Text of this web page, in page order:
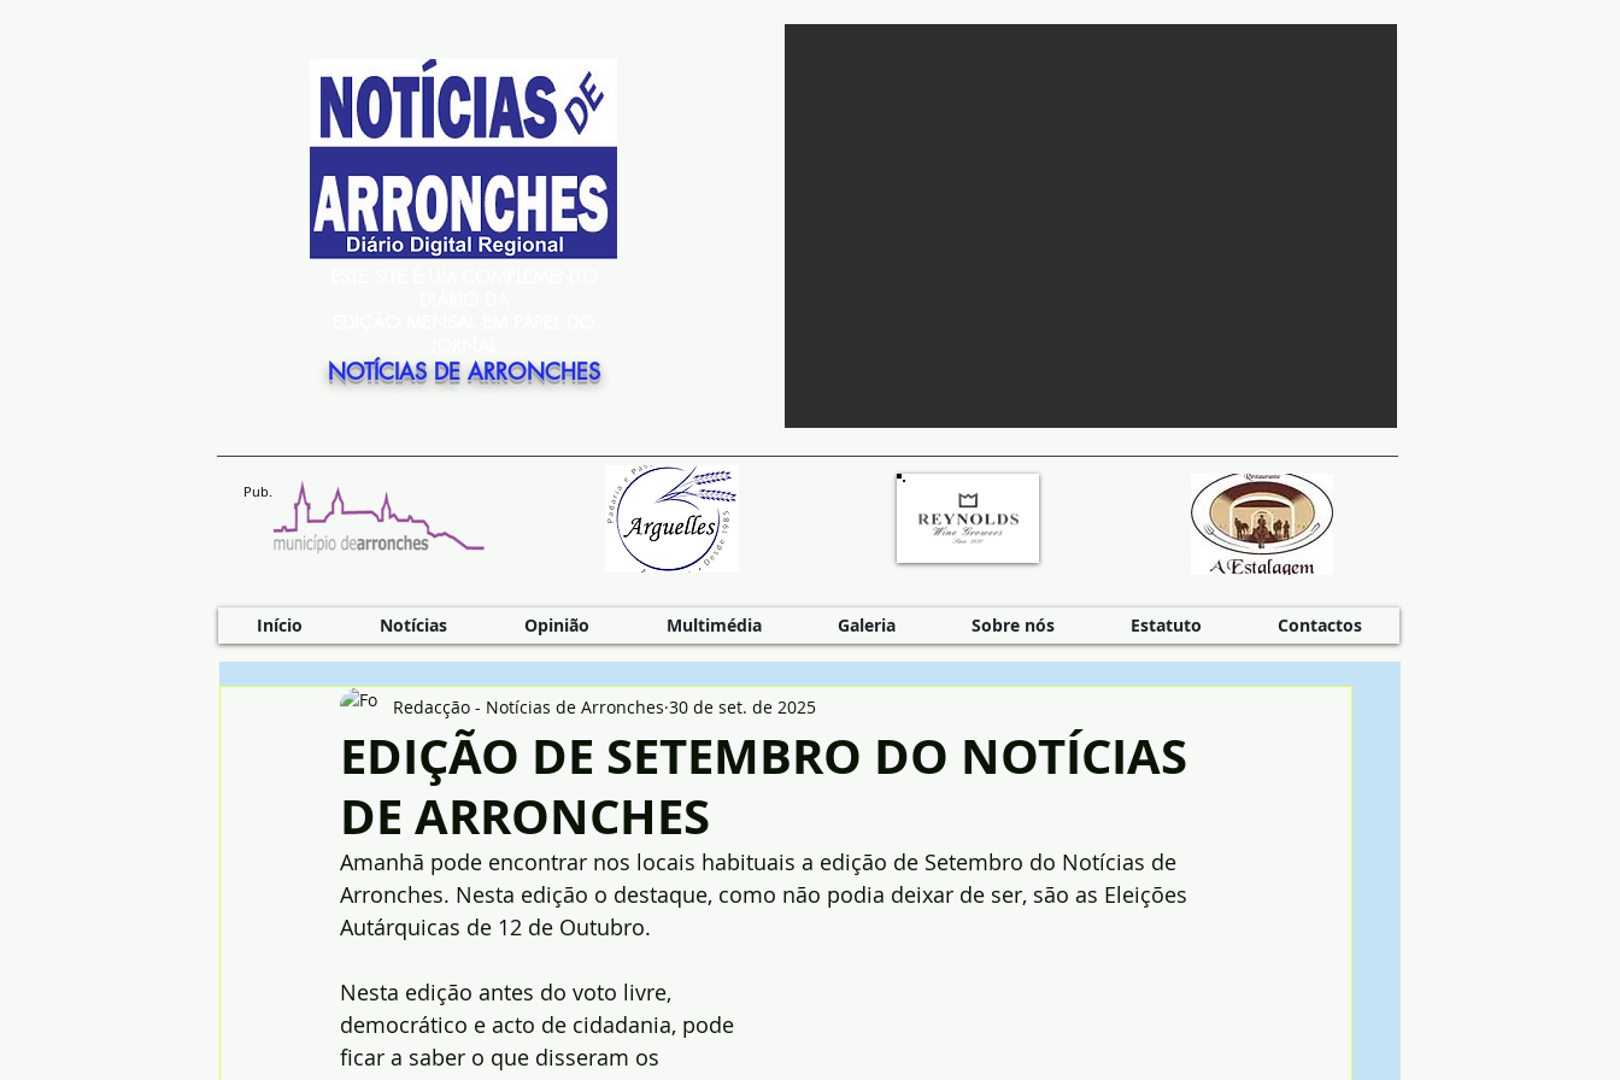
NOTÍCIAS DE ARRONCHES
Pub.
Início Notícias Opinião Multimédia Galeria Sobre nós Estatuto Contactos
EDIÇÃO DE SETEMBRO DO NOTÍCIAS
DE ARRONCHES
Redacção - Notícias de Arronches 30 de set. de 2025
Amanhã pode encontrar nos locais habituais a edição de Setembro do Notícias de
Arronches. Nesta edição o destaque, como não podia deixar de ser, são as Eleições
Autárquicas de 12 de Outubro.
Nesta edição antes do voto livre,
democrático e acto de cidadania, pode
ficar a saber o que disseram os